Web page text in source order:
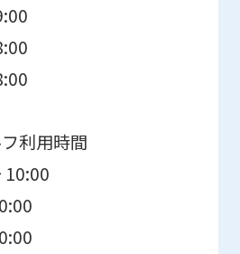
利用時間
10:00